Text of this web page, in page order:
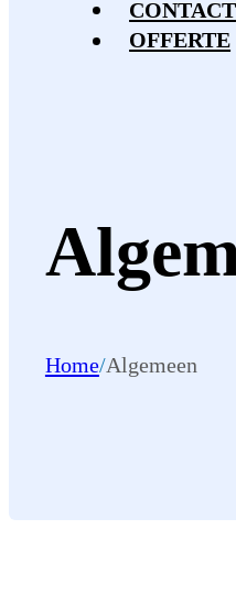
CONTACT
OFFERTE
Home/Algemeen